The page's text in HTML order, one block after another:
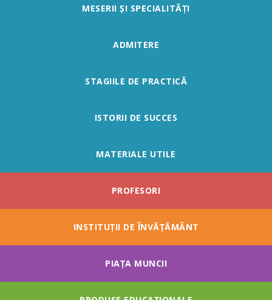
MESERII ȘI SPECIALITĂȚI
ADMITERE
STAGIILE DE PRACTICĂ
ISTORII DE SUCCES
MATERIALE UTILE
PROFESORI
INSTITUȚII DE ÎNVĂȚĂMÂNT
PIAȚA MUNCII